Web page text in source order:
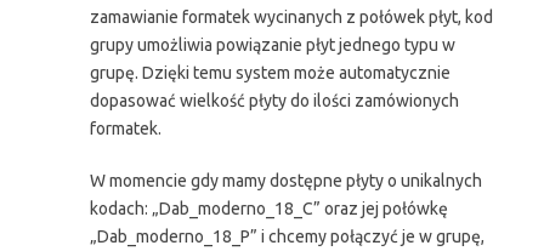
zamawianie formatek wycinanych z połówek płyt, kod
grupy umożliwia powiązanie płyt jednego typu w
grupę. Dzięki temu system może automatycznie
dopasować wielkość płyty do ilości zamówionych
formatek.
W momencie gdy mamy dostępne płyty o unikalnych
kodach: „Dab_moderno_18_C” oraz jej połówkę
„Dab_moderno_18_P” i chcemy połączyć je w grupę,